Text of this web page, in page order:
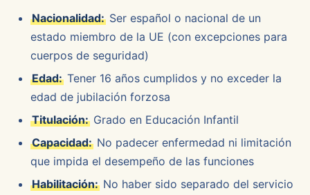
Nacionalidad: Ser español o nacional de un
estado miembro de la UE (con excepciones para
cuerpos de seguridad)
Edad: Tener 16 años cumplidos y no exceder la
edad de jubilación forzosa
Titulación: Grado en Educación Infantil
Capacidad: No padecer enfermedad ni limitación
que impida el desempeño de las funciones
Habilitación: No haber sido separado del servicio